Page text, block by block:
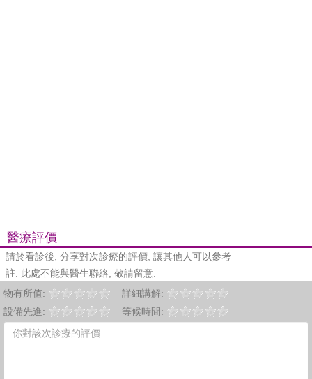
醫療評價
請於看診後, 分享對次診療的評價, 讓其他人可以參考
註: 此處不能與醫生聯絡, 敬請留意.
物有所值:
詳細講解:
設備先進:
等候時間: